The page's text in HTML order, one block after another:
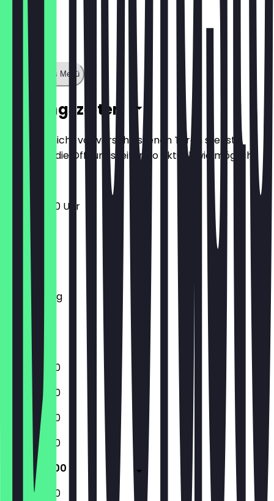
Zeige ganzes Menü
Öffnungszeiten
Damit du nicht vor verschlossenen Türen stehst,
halten wir die Öffnungszeiten so aktuell wie möglich.
11:00 - 23:00 Uhr
Dienstag
Mittwoch
Donnerstag
Freitag
Samstag
Sonntag
11:00 - 23:00
11:00 - 23:00
11:00 - 23:00
11:00 - 23:00
11:00 - 23:00
11:00 - 23:00